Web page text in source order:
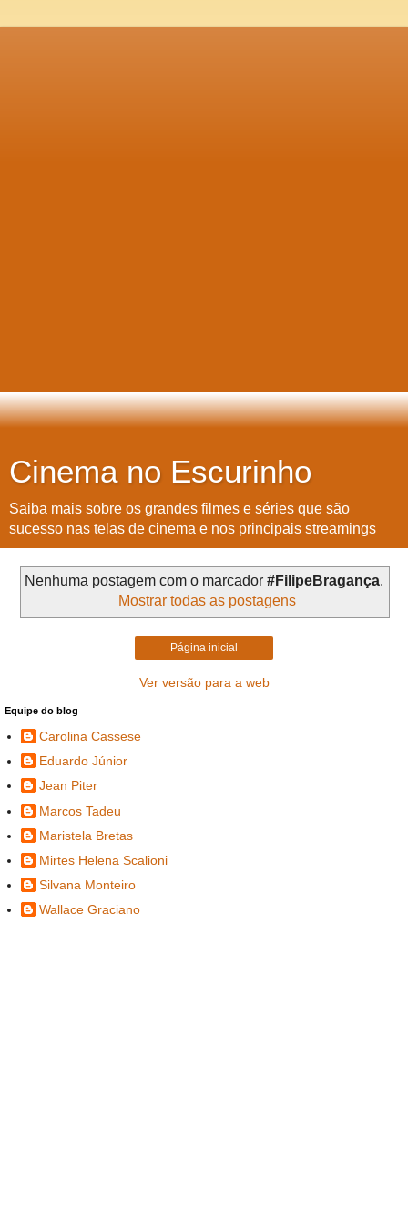
Cinema no Escurinho
Saiba mais sobre os grandes filmes e séries que são
sucesso nas telas de cinema e nos principais streamings
Nenhuma postagem com o marcador #FilipeBragança.
Mostrar todas as postagens
Página inicial
Ver versão para a web
Equipe do blog
Carolina Cassese
Eduardo Júnior
Jean Piter
Marcos Tadeu
Maristela Bretas
Mirtes Helena Scalioni
Silvana Monteiro
Wallace Graciano